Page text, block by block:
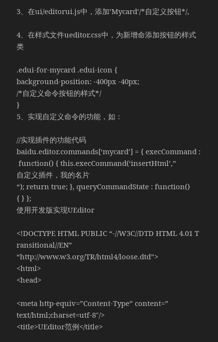
3、在ui/editorui.js中，添加’Mycard’/*自定义按钮*/,
4、在样式文件ueditor.css中，为新增命添加按钮的样式
类
.edui-for-mycard .edui-icon {
background-position: -400px -40px;
/*自定义命令按钮的样式*/
}
5、实现自定义命令的功能，如：
//实现插件的功能代码
baidu.editor.commands[‘mycard’] = { execCommand :
function() { this.execCommand(‘insertHtml’,”
自定义插件，我的名片
“); return true; }, queryCommandState : function()
{ } };
使用开发版实现UEditor
<!DOCTYPE HTML PUBLIC “-//W3C//DTD HTML 4.01 T
ransitional//EN”
“http://www.w3.org/TR/html4/loose.dtd”>
<html>
<head>
<meta http-equiv=”Content-Type” content=”
text/html;charset=utf-8″/>
<title>UEditor范例</title>